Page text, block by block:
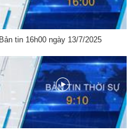
Bản tin 16h00 ngày 13/7/2025